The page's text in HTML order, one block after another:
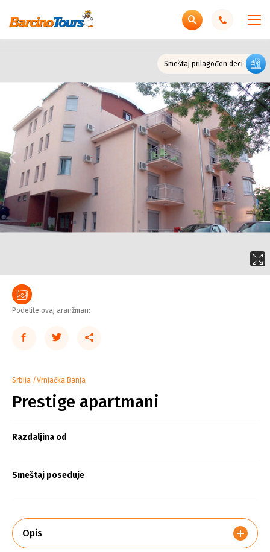
Smeštaj prilagođen deci
Podelite ovaj aranžman:
Srbija Vrnjačka Banja
Prestige apartmani
Razdaljina od
Smeštaj poseduje
Opis